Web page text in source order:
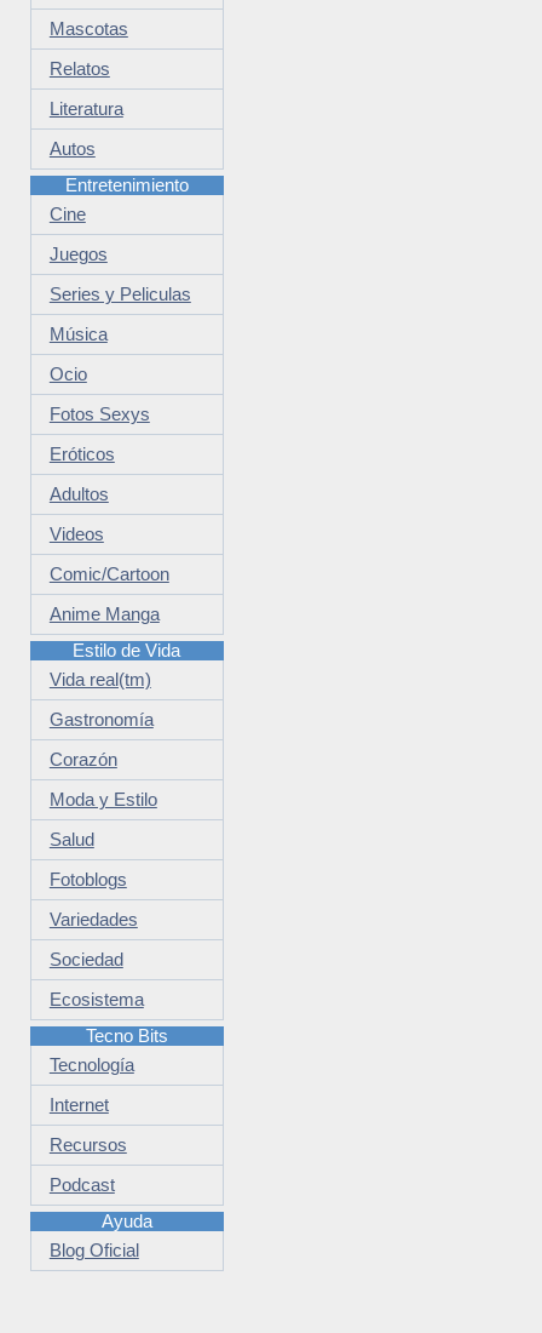
Mascotas
Relatos
Literatura
Autos
Entretenimiento
Cine
Juegos
Series y Peliculas
Música
Ocio
Fotos Sexys
Eróticos
Adultos
Videos
Comic/Cartoon
Anime Manga
Estilo de Vida
Vida real(tm)
Gastronomía
Corazón
Moda y Estilo
Salud
Fotoblogs
Variedades
Sociedad
Ecosistema
Tecno Bits
Tecnología
Internet
Recursos
Podcast
Ayuda
Blog Oficial